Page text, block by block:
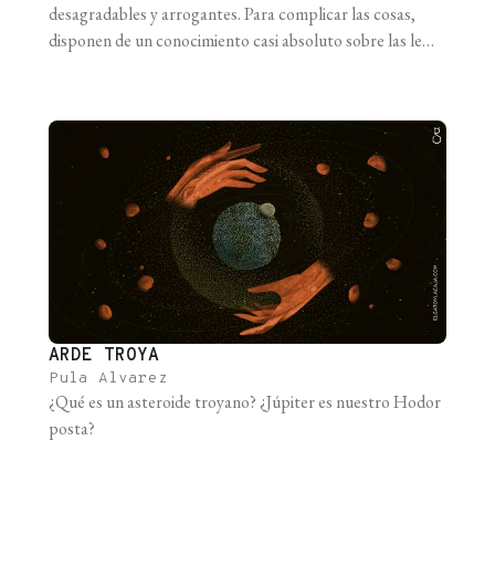
desagradables y arrogantes. Para complicar las cosas,
disponen de un conocimiento casi absoluto sobre las leyes
los físicos marcianos pueden predecir el comportamiento
futuro de cualquier sistema, desde un ser humano hasta
ARDE TROYA
Pula Alvarez
¿Qué es un asteroide troyano? ¿Júpiter es nuestro Hodor
posta?